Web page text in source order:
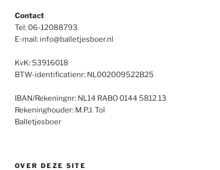
Contact
Tel: 06-12088793
E-mail: info@balletjesboer.nl
KvK: 53916018
BTW-identificatienr: NL002009522B25
IBAN/Rekeningnr: NL14 RABO 0144 5812 13
Rekeninghouder: M.P.J. Tol
Balletjesboer
OVER DEZE SITE